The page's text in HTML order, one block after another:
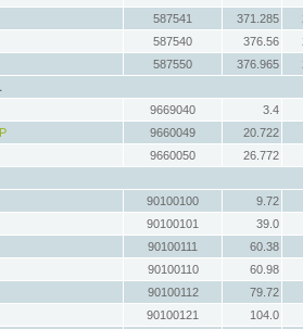
587541 371.285
587540 376.56
587550 376.965
9669040
3.4
9660049
20.722
9660050
26.772
90100100
9.72
90100101
39.0
90100111
60.38
90100110
60.98
90100112
79.72
90100121
104.0